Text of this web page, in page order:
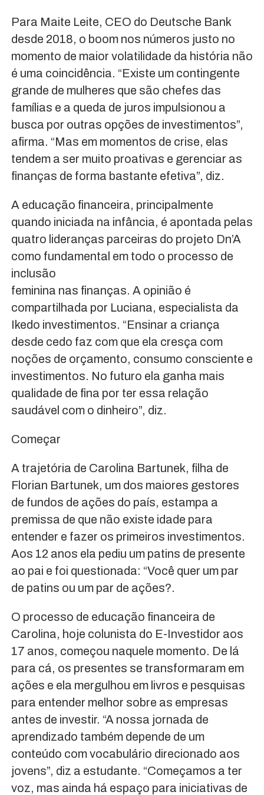
Para Maite Leite, CEO do Deutsche Bank
desde 2018, o boom nos números justo no
momento de maior volatilidade da história não
é uma coincidência. “Existe um contingente
grande de mulheres que são chefes das
famílias e a queda de juros impulsionou a
busca por outras opções de investimentos”,
afirma. “Mas em momentos de crise, elas
tendem a ser muito proativas e gerenciar as
finanças de forma bastante efetiva”, diz.
A educação financeira, principalmente
quando iniciada na infância, é apontada pelas
quatro lideranças parceiras do projeto Dn’A
como fundamental em todo o processo de
inclusão
feminina nas finanças. A opinião é
compartilhada por Luciana, especialista da
Ikedo investimentos. “Ensinar a criança
desde cedo faz com que ela cresça com
noções de orçamento, consumo consciente e
investimentos. No futuro ela ganha mais
qualidade de fina por ter essa relação
saudável com o dinheiro”, diz.
Começar
A trajetória de Carolina Bartunek, filha de
Florian Bartunek, um dos maiores gestores
de fundos de ações do país, estampa a
premissa de que não existe idade para
entender e fazer os primeiros investimentos.
Aos 12 anos ela pediu um patins de presente
ao pai e foi questionada: “Você quer um par
de patins ou um par de ações?.
O processo de educação financeira de
Carolina, hoje colunista do E-Investidor aos
17 anos, começou naquele momento. De lá
para cá, os presentes se transformaram em
ações e ela mergulhou em livros e pesquisas
para entender melhor sobre as empresas
antes de investir. “A nossa jornada de
aprendizado também depende de um
conteúdo com vocabulário direcionado aos
jovens”, diz a estudante. “Começamos a ter
voz, mas ainda há espaço para iniciativas de